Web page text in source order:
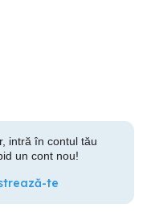
intră în contul tău
un cont nou!
te